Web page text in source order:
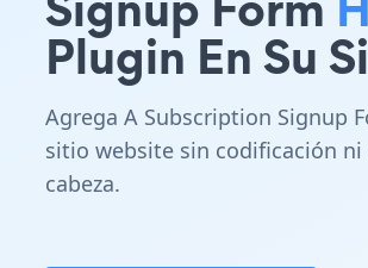
Plugin En Su
Agrega A Subscription Signup
sitio website sin codificación ni
cabeza.